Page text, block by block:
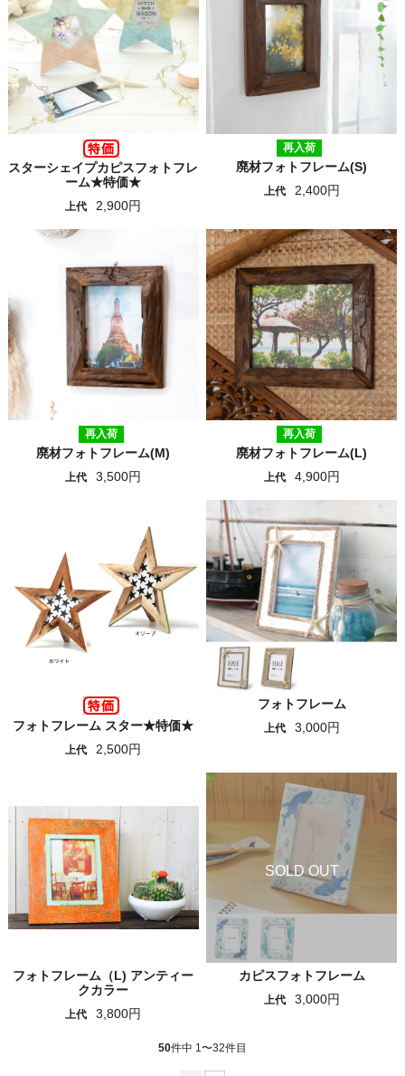
スターシェイプカピスフォトフレ
ーム★特価★
上代 2,900円
再入荷
廃材フォトフレーム(S)
上代 2,400円
再入荷
廃材フォトフレーム(M)
上代 3,500円
再入荷
廃材フォトフレーム(L)
上代 4,900円
フォトフレーム スター★特価★
上代 2,500円
フォトフレーム
上代 3,000円
フォトフレーム（L) アンティー
クカラー
上代 3,800円
カピスフォトフレーム
上代 3,000円
50件中 1〜32件目